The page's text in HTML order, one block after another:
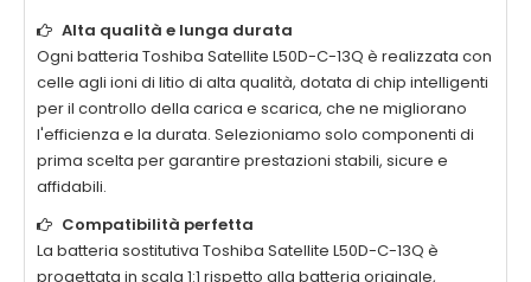
Alta qualità e lunga durata
Ogni batteria Toshiba Satellite L50D-C-13Q è realizzata con
celle agli ioni di litio di alta qualità, dotata di chip intelligenti
per il controllo della carica e scarica, che ne migliorano
l'efficienza e la durata. Selezioniamo solo componenti di
prima scelta per garantire prestazioni stabili, sicure e
affidabili.
Compatibilità perfetta
La batteria sostitutiva Toshiba Satellite L50D-C-13Q è
progettata in scala 1:1 rispetto alla batteria originale,